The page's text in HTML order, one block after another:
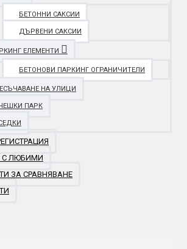
БЕТОННИ САКСИИ
ДЪРВЕНИ САКСИИ
ЕЛЕМЕНТИ
БЕТОНОВИ ПАРКИНГ ОГРАНИЧИТЕЛИ
НА УЛИЦИ
ПАРК
С ЛЮБИМИ
ЗА СРАВНЯВАНЕ